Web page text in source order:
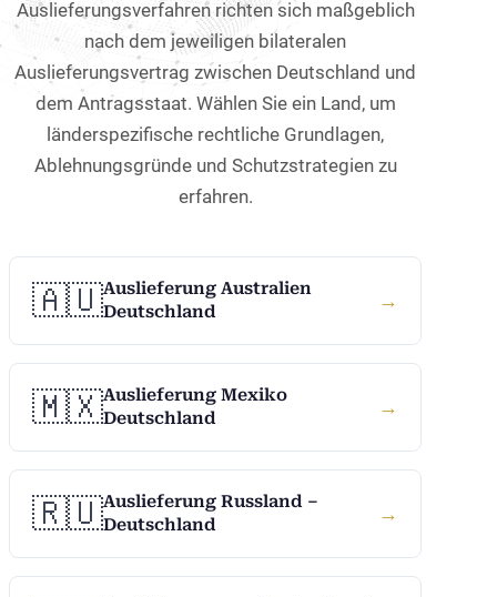
Deutschlands
Deutschlands
Auslieferung
Deutschlands
Auslieferung
Interpol CCF-
Europäischer Haftbefehl
Interpol Yellow Notice
EuGH-Klagen
World-Check-Löschung
Datenschutz
Steuerhinterziehung
Auslieferungsverfahren richten sich maßgeblich
nach dem jeweiligen bilateralen
Auslieferungsvertrag zwischen Deutschland und
dem Antragsstaat. Wählen Sie ein Land, um
länderspezifische rechtliche Grundlagen,
Ablehnungsgründe und Schutzstrategien zu
erfahren.
🇦🇺Auslieferung Australien
Deutschland
→
🇲🇽Auslieferung Mexiko
Deutschland
→
🇷🇺Auslieferung Russland –
Deutschland
→